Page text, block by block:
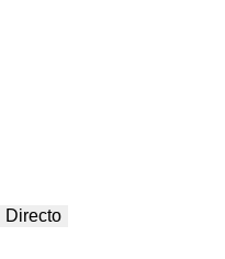
Directo